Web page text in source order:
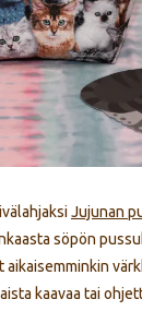
Jujunan
söpön
kaavaa tai